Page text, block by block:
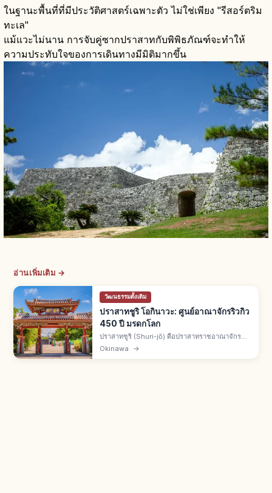
ในฐานะพื้นที่ที่มีประวัติศาสตร์เฉพาะตัว ไม่ใช่เพียง "รีสอร์ตริม
ทะเล"
แม้แวะไม่นาน การจับคู่ซากปราสาทกับพิพิธภัณฑ์จะทำให้
ความประทับใจของการเดินทางมีมิติมากขึ้น
อ่านเพิ่มเติม →
วัฒนธรรมดั้งเดิม
ปราสาทชูริ โอกินาวะ: ศูนย์อาณาจักรริวกิว
450 ปี มรดกโลก
ปราสาทชูริ (Shuri-jō) คือปราสาทราชอาณาจักร
ริวกิวที่นาฮะ จ.โอกินาวะ สร้างราวศตวรรษที่ 14
Okinawa →